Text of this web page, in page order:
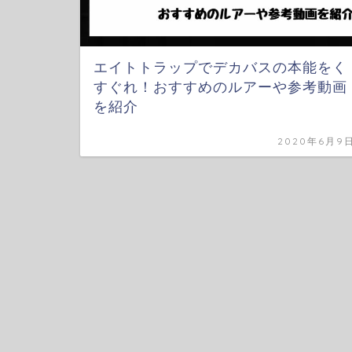
エイトトラップでデカバスの本能をく
すぐれ！おすすめのルアーや参考動画
を紹介
2020年6月9